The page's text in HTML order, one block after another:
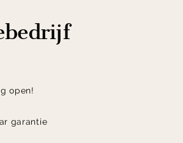
open!
garantie